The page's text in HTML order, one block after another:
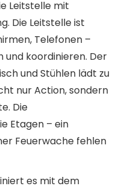
Leitstelle mit
Die Leitstelle ist
Telefonen –
und koordinieren. Der
und Stühlen lädt zu
nur Action, sondern
Die
Etagen – ein
Feuerwache fehlen
es mit dem